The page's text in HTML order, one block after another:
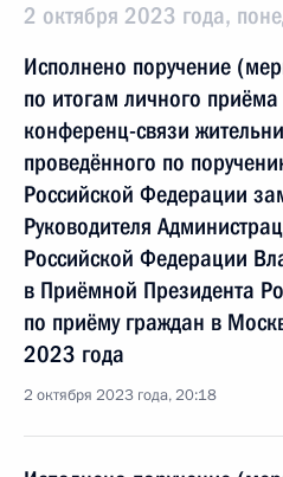
2 октября 2023 года,
Исполнено поручение
по итогам личного
конференц-связи
проведённого по
Российской Федерации
Руководителя
Российской Федерации
в Приёмной Президента
по приёму граждан в
2023 года
2 октября 2023 года, 20:18